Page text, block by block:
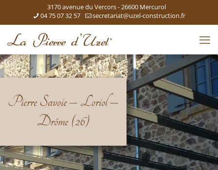
3170 avenue du Vercors - 26600 Mercurol
04 75 07 32 57
secretariat@uzel-construction.fr
Pierre Savoie – Loriol –
Drôme (26)